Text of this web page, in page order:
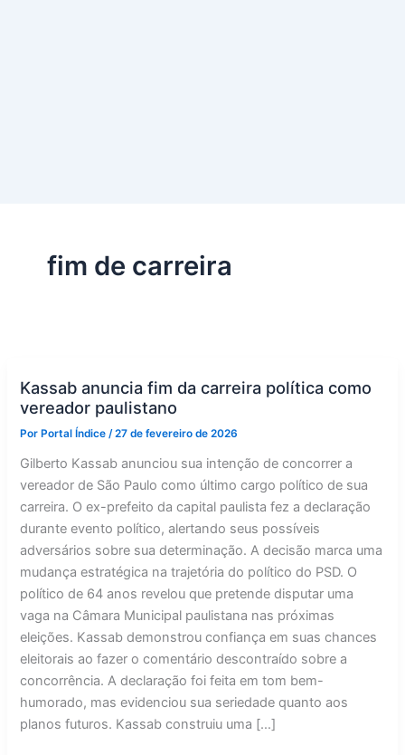
fim de carreira
Kassab anuncia fim da carreira política como
vereador paulistano
Por Portal Índice/27 de fevereiro de 2026
Gilberto Kassab anunciou sua intenção de concorrer a
vereador de São Paulo como último cargo político de sua
carreira. O ex-prefeito da capital paulista fez a declaração
durante evento político, alertando seus possíveis
adversários sobre sua determinação. A decisão marca uma
mudança estratégica na trajetória do político do PSD. O
político de 64 anos revelou que pretende disputar uma
vaga na Câmara Municipal paulistana nas próximas
eleições. Kassab demonstrou confiança em suas chances
eleitorais ao fazer o comentário descontraído sobre a
concorrência. A declaração foi feita em tom bem-
humorado, mas evidenciou sua seriedade quanto aos
planos futuros. Kassab construiu uma […]